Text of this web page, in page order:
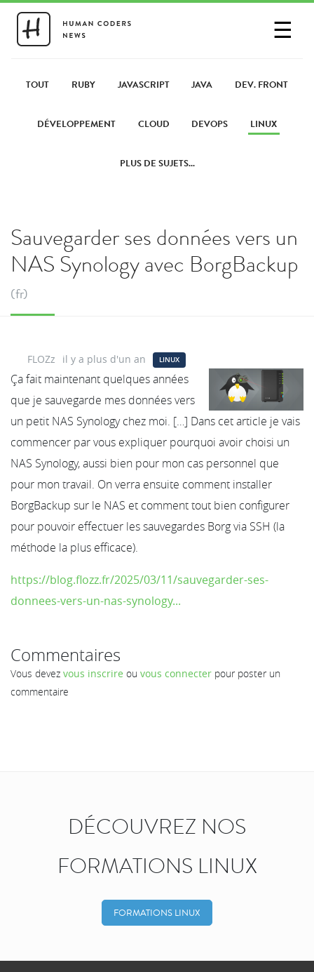
☰
PARTAGER UN LIEN
TOUT RUBY JAVASCRIPT JAVA DEV. FRONT
DÉVELOPPEMENT CLOUD DEVOPS LINUX
PLUS DE SUJETS...
Sauvegarder ses données vers un
NAS Synology avec BorgBackup
(fr)
FLOZz il y a plus d'un an LINUX
Ça fait maintenant quelques années
que je sauvegarde mes données vers
un petit NAS Synology chez moi. […] Dans cet article je vais
commencer par vous expliquer pourquoi avoir choisi un
NAS Synology, aussi bien pour mon cas personnel que
pour mon travail. On verra ensuite comment installer
BorgBackup sur le NAS et comment tout bien configurer
pour pouvoir effectuer les sauvegardes Borg via SSH (la
méthode la plus efficace).
https://blog.flozz.fr/2025/03/11/sauvegarder-ses-
donnees-vers-un-nas-synology...
Commentaires
Vous devez vous inscrire ou vous connecter pour poster un
commentaire
DÉCOUVREZ NOS
FORMATIONS LINUX
FORMATIONS LINUX